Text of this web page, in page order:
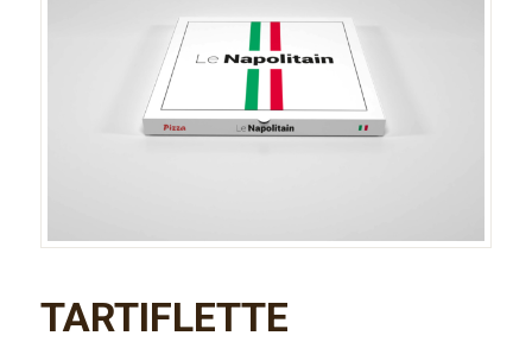
TARTIFLETTE